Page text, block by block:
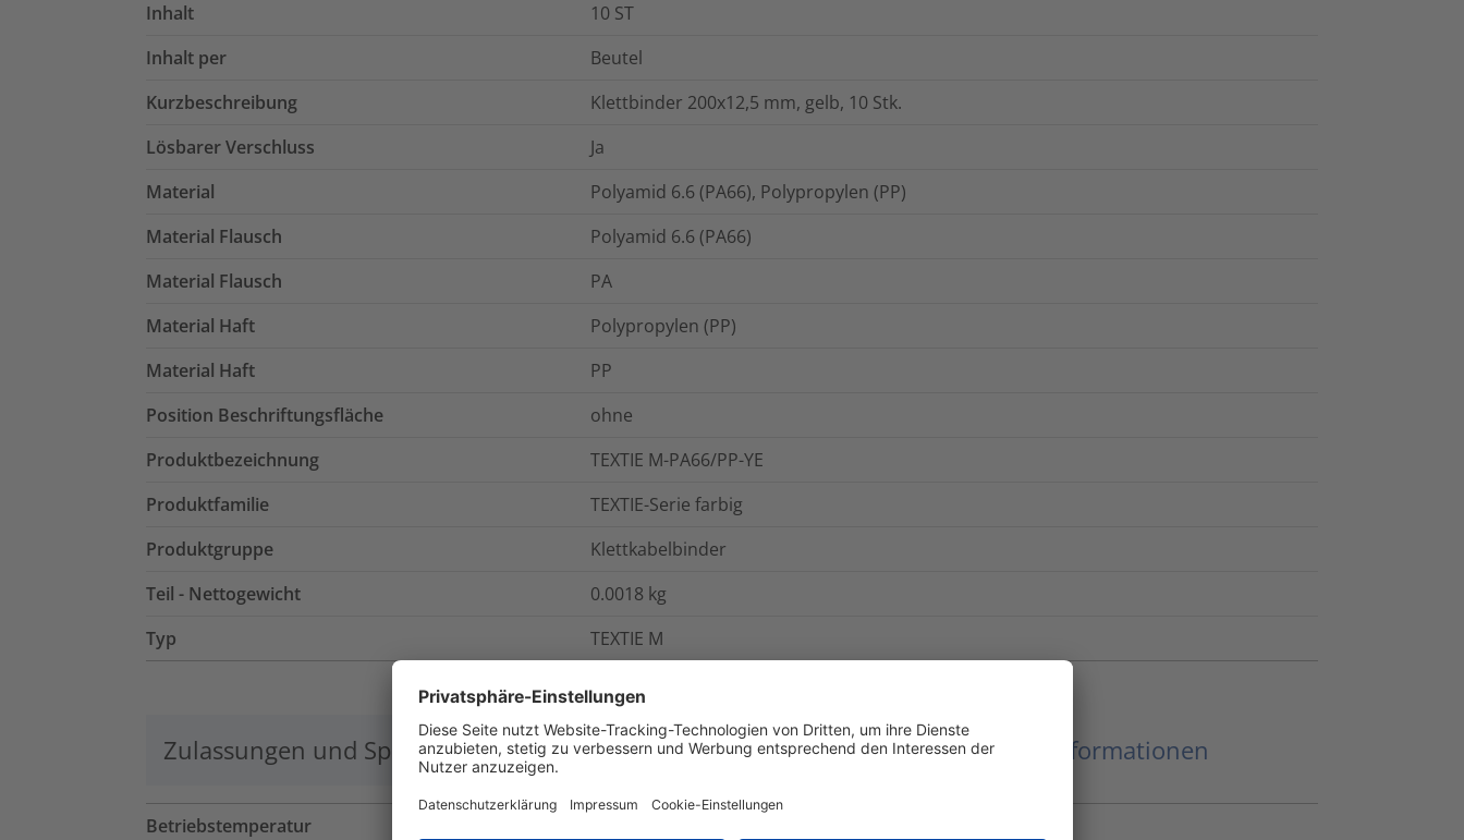
Inhalt
10 ST
Inhalt per
Beutel
Kurzbeschreibung
Klettbinder 200x12,5 mm, gelb, 10 Stk.
Lösbarer Verschluss
Ja
Material
Polyamid 6.6 (PA66), Polypropylen (PP)
Material Flausch
Polyamid 6.6 (PA66)
Material Flausch
PA
Material Haft
Polypropylen (PP)
Material Haft
PP
Position Beschriftungsfläche
ohne
Produktbezeichnung
TEXTIE M-PA66/PP-YE
Produktfamilie
TEXTIE-Serie farbig
Produktgruppe
Klettkabelbinder
Teil - Nettogewicht
0.0018 kg
Typ
TEXTIE M
Zulassungen und Spezifikationen Logistik und Verpackungsdaten Weitere Informationen
Betriebstemperatur